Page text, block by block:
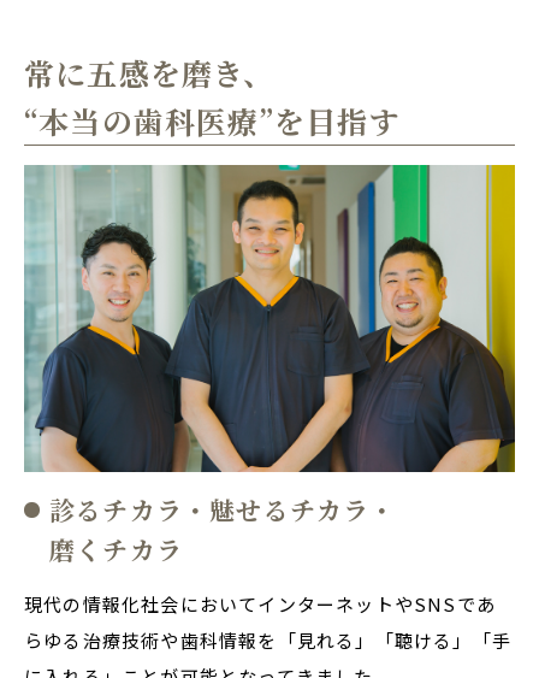
常に五感を磨き、
“本当の歯科医療”を目指す
診るチカラ・魅せるチカラ・
磨くチカラ
現代の情報化社会においてインターネットやSNSであ
らゆる治療技術や歯科情報を「見れる」「聴ける」「手